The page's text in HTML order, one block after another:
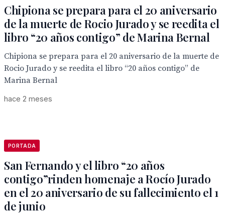
Chipiona se prepara para el 20 aniversario
de la muerte de Rocio Jurado y se reedita el
libro “20 años contigo” de Marina Bernal
Chipiona se prepara para el 20 aniversario de la muerte de
Rocio Jurado y se reedita el libro “20 años contigo” de
Marina Bernal
hace 2 meses
PORTADA
San Fernando y el libro “20 años
contigo”rinden homenaje a Rocío Jurado
en el 20 aniversario de su fallecimiento el 1
de junio